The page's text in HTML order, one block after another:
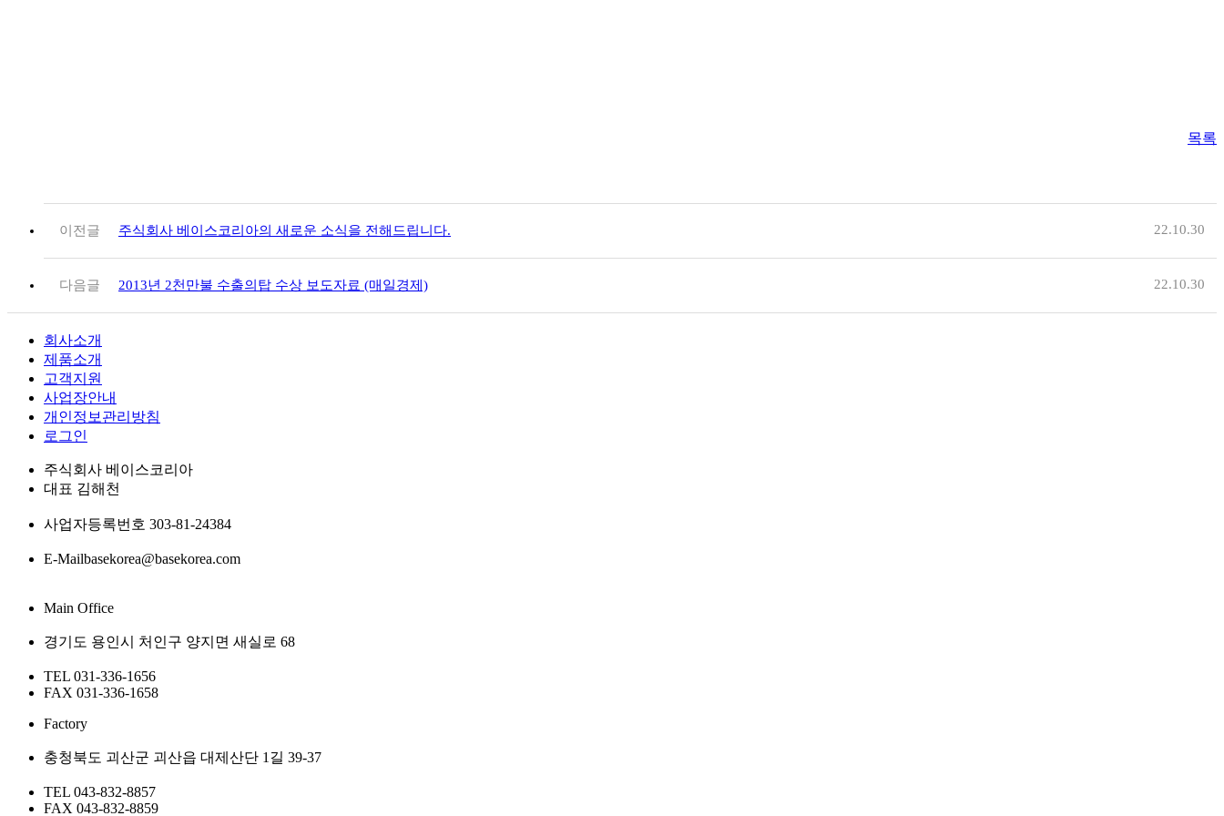
목록
이전글 주식회사 베이스코리아의 새로운 소식을 전해드립니다. 22.10.30
다음글 2013년 2천만불 수출의탑 수상 보도자료 (매일경제) 22.10.30
회사소개
제품소개
고객지원
사업장안내
개인정보관리방침
로그인
주식회사 베이스코리아
대표 김해천
사업자등록번호 303-81-24384
E-Mailbasekorea@basekorea.com
Main Office
경기도 용인시 처인구 양지면 새실로 68
TEL 031-336-1656
FAX 031-336-1658
Factory
충청북도 괴산군 괴산읍 대제산단 1길 39-37
TEL 043-832-8857
FAX 043-832-8859